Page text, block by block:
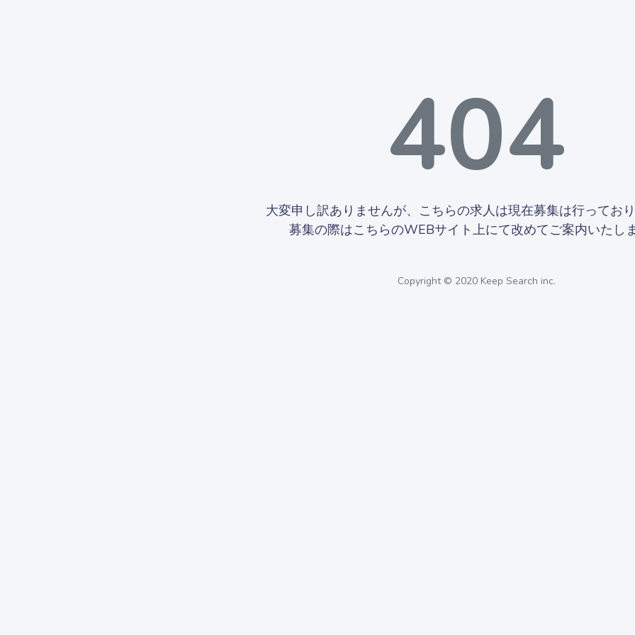
404
大変申し訳ありませんが、こちらの求人は現在募集は行っており
募集の際はこちらのWEBサイト上にて改めてご案内いたしま
Copyright © 2020 Keep Search inc.